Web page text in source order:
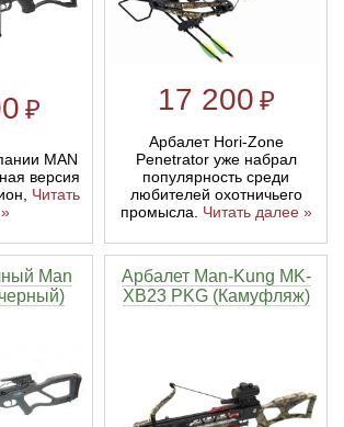
₽
MAN
версия
Читать
17 200 ₽
Арбалет Hori-Zone
Penetrator уже набрал
популярность среди
любителей охотничьего
промысла. Читать далее »
Man
Арбалет Man-Kung MK-
XB23 PKG (Камуфляж)